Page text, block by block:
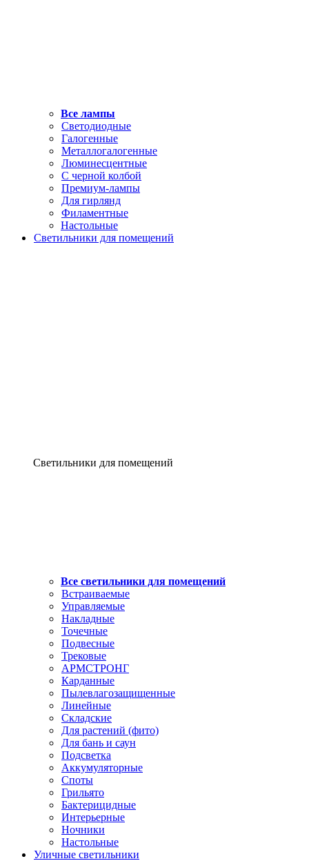
Все лампы
Светодиодные
Галогенные
Металлогалогенные
Люминесцентные
С черной колбой
Премиум-лампы
Для гирлянд
Филаментные
Настольные
Светильники для помещений
Светильники для помещений
Все светильники для помещений
Встраиваемые
Управляемые
Накладные
Точечные
Подвесные
Трековые
АРМСТРОНГ
Карданные
Пылевлагозащищенные
Линейные
Складские
Для растений (фито)
Для бань и саун
Подсветка
Аккумуляторные
Споты
Грильято
Бактерицидные
Интерьерные
Ночники
Настольные
Уличные светильники